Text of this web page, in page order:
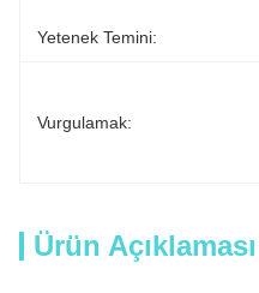
Yetenek Temini:
Vurgulamak:
Ürün Açıklaması